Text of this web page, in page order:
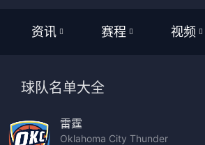
资讯
篮球
赛程
篮球
视频
篮球视
球队名单大全
雷霆
Oklahoma City Thunder